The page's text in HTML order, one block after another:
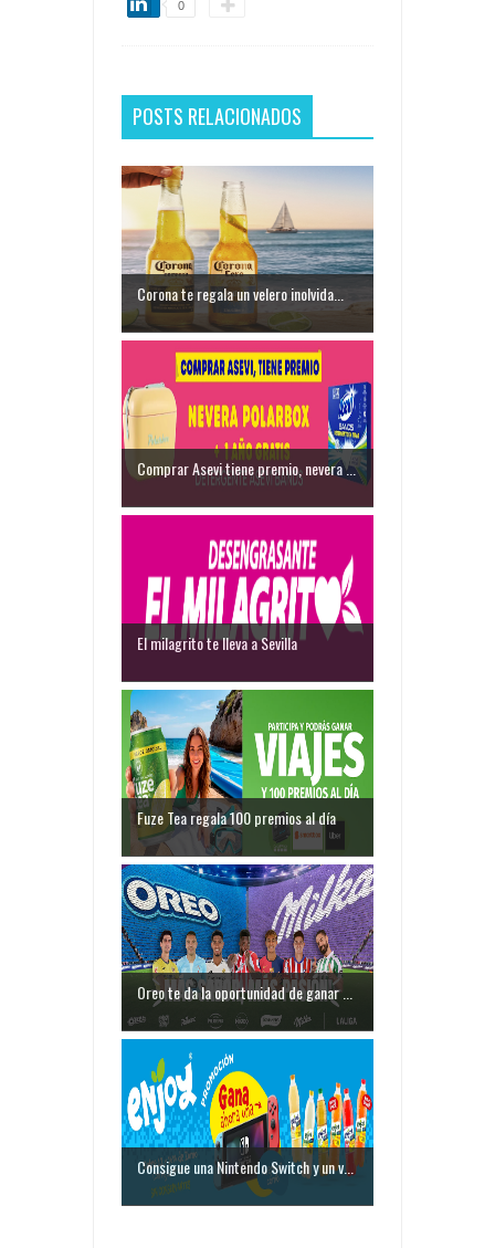
0
POSTS RELACIONADOS
Corona te regala un velero inolvida...
Comprar Asevi tiene premio, nevera ...
El milagrito te lleva a Sevilla
Fuze Tea regala 100 premios al día
Oreo te da la oportunidad de ganar ...
Consigue una Nintendo Switch y un v...